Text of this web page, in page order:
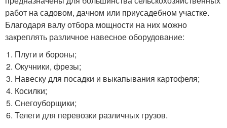
работ на садовом, дачном или приусадебном участке.
Благодаря валу отбора мощности на них можно
закреплять различное навесное оборудование:
Плуги и бороны;
Окучники, фрезы;
Навеску для посадки и выкапывания картофеля;
Косилки;
Снегоуборщики;
Телеги для перевозки различных грузов.